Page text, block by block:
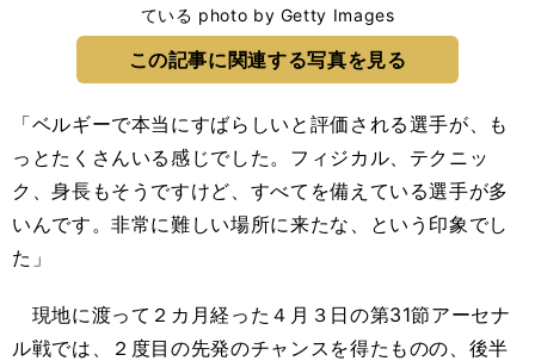
ている photo by Getty Images
この記事に関連する写真を見る
「ベルギーで本当にすばらしいと評価される選手が、も
っとたくさんいる感じでした。フィジカル、テクニッ
ク、身長もそうですけど、すべてを備えている選手が多
いんです。非常に難しい場所に来たな、という印象でし
た」
現地に渡って２カ月経った４月３日の第31節アーセナ
ル戦では、２度目の先発のチャンスを得たものの、後半